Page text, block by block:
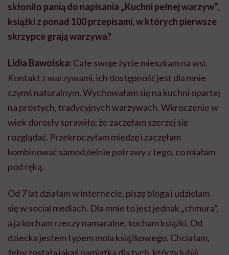
skłoniło panią do napisania „Kuchni pełnej warzyw”,
książki z ponad 100 przepisami, w których pierwsze
skrzypce grają warzywa?
Lidia Bawolska: Całe swoje życie mieszkam na wsi.
Kontakt z warzywami, ich dostępność jest dla mnie
czymś naturalnym. Wychowałam się na kuchni opartej
na prostych, tradycyjnych warzywach. Wkroczenie w
wiek dorosły sprawiło, że zaczęłam szerzej się
rozglądać. Przekroczyłam miedzę i zaczęłam
kombinować samodzielnie potrawy z tego, co miałam
pod ręką.
Od 7 lat działam w internecie, piszę bloga i udzielam
się w social mediach. Dla mnie to jest jednak „chmura”,
a ja kocham rzeczy namacalne, kocham książki. Od
dziecka jestem typem mola książkowego. Chciałam,
żeby została jakaś pamiątka dla tych, którzy lubili